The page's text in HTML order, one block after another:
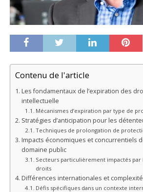
Contenu de l'article
Les fondamentaux de l’expiration des
intellectuelle
Mécanismes d’expiration par type de
Stratégies d’anticipation pour les
Techniques de prolongation de
Impacts économiques et concurrentiels
domaine public
Secteurs particulièrement impactés par
droits
Différences internationales et
Défis spécifiques dans un contexte